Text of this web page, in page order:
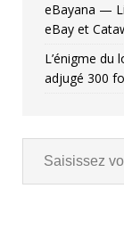
eBayana —
eBay et
L’énigme du
adjugé 300